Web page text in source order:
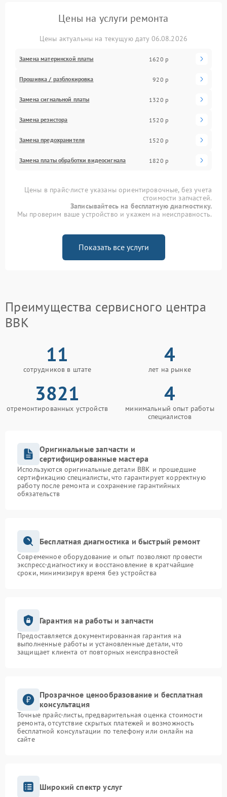
Цены на услуги ремонта
Цены актуальны на текущую дату 06.08.2026
Замена материнской платы 1620 р
Прошивка / разблокировка 920 р
Замена сигнальной платы 1320 р
Замена резистора 1520 р
Замена предохранителя 1520 р
Замена платы обработки видеосигнала 1820 р
Цены в прайс-листе указаны ориентировочные, без учета
стоимости запчастей.
Записывайтесь на бесплатную диагностику.
Мы проверим ваше устройство и укажем на неисправность.
Показать все услуги
Преимущества сервисного центра
BBK
11
сотрудников в штате
4
лет на рынке
3821
отремонтированных устройств
4
минимальный опыт работы
специалистов
Оригинальные запчасти и
сертифицированные мастера
Используются оригинальные детали BBK и прошедшие
сертификацию специалисты, что гарантирует корректную
работу после ремонта и сохранение гарантийных
обязательств
Бесплатная диагностика и быстрый ремонт
Современное оборудование и опыт позволяют провести
экспресс-диагностику и восстановление в кратчайшие
сроки, минимизируя время без устройства
Гарантия на работы и запчасти
Предоставляется документированная гарантия на
выполненные работы и установленные детали, что
защищает клиента от повторных неисправностей
Прозрачное ценообразование и бесплатная
консультация
Точные прайс-листы, предварительная оценка стоимости
ремонта, отсутствие скрытых платежей и возможность
бесплатной консультации по телефону или онлайн на
сайте
Широкий спектр услуг